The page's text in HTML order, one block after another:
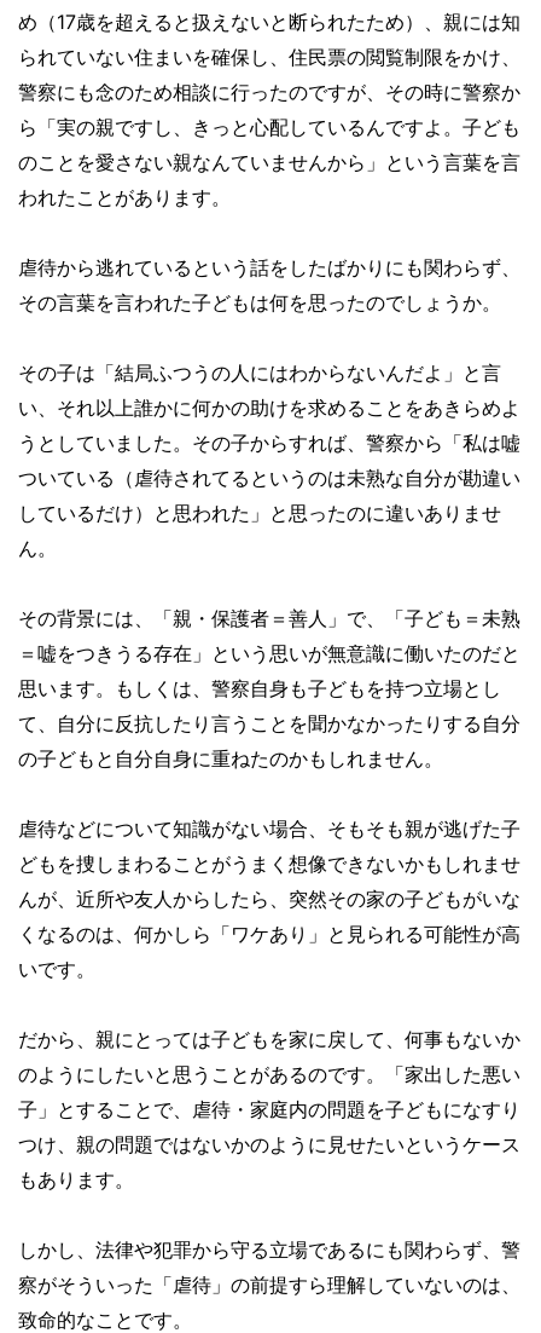
め（17歳を超えると扱えないと断られたため）、親には知
られていない住まいを確保し、住民票の閲覧制限をかけ、
警察にも念のため相談に行ったのですが、その時に警察か
ら「実の親ですし、きっと心配しているんですよ。子ども
のことを愛さない親なんていませんから」という言葉を言
われたことがあります。
虐待から逃れているという話をしたばかりにも関わらず、
その言葉を言われた子どもは何を思ったのでしょうか。
その子は「結局ふつうの人にはわからないんだよ」と言
い、それ以上誰かに何かの助けを求めることをあきらめよ
うとしていました。その子からすれば、警察から「私は嘘
ついている（虐待されてるというのは未熟な自分が勘違い
しているだけ）と思われた」と思ったのに違いありませ
ん。
その背景には、「親・保護者＝善人」で、「子ども＝未熟
＝嘘をつきうる存在」という思いが無意識に働いたのだと
思います。もしくは、警察自身も子どもを持つ立場とし
て、自分に反抗したり言うことを聞かなかったりする自分
の子どもと自分自身に重ねたのかもしれません。
虐待などについて知識がない場合、そもそも親が逃げた子
どもを捜しまわることがうまく想像できないかもしれませ
んが、近所や友人からしたら、突然その家の子どもがいな
くなるのは、何かしら「ワケあり」と見られる可能性が高
いです。
だから、親にとっては子どもを家に戻して、何事もないか
のようにしたいと思うことがあるのです。「家出した悪い
子」とすることで、虐待・家庭内の問題を子どもになすり
つけ、親の問題ではないかのように見せたいというケース
もあります。
しかし、法律や犯罪から守る立場であるにも関わらず、警
察がそういった「虐待」の前提すら理解していないのは、
致命的なことです。